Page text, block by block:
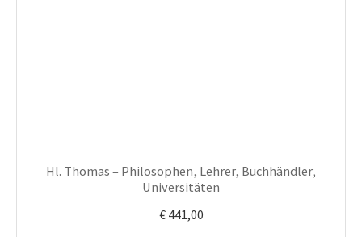
Hl. Thomas – Philosophen, Lehrer, Buchhändler,
Universitäten
€441,00